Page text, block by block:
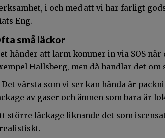
i och med att vi har farligt
Eng.
små läckor
händer att larm kommer in via SOS
Hallsberg, men då handlar det om
Det värsta som vi ser kan hända är
av gaser och ämnen som bara är
större läckage liknande det som